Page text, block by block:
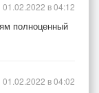
полноценный
01.02.2022 в 04:12
01.02.2022 в 04:02